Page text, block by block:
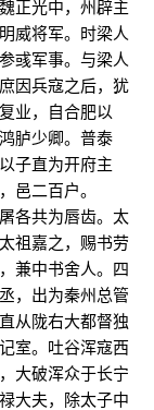
正光中，州辟主
威将军。时梁人
彧军事。与梁人
因兵寇之后，犹
业，自合肥以
胪少卿。普泰
子直为开府主
邑二百户。
各共为唇齿。太
祖嘉之，赐书劳
兼中书舍人。四
，出为秦州总管
从陇右大都督独
室。吐谷浑寇西
大破浑众于长宁
大夫，除太子中